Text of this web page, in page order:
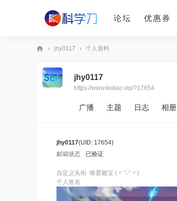
论坛 优惠券
学
› jhy0117 › 个人资料
jhy0117
https://www.kxdao.vip/?17654
广播 主题 日志 相册
jhy0117(UID: 17654)
邮箱状态
已验证
自定义头衔 唯爱颖宝 (〃'▽'〃)
个人签名